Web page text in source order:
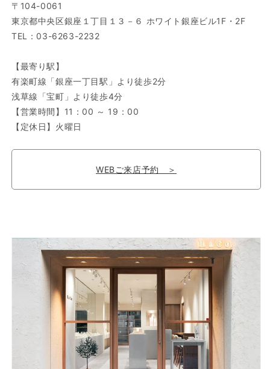
〒104-0061
東京都中央区銀座１丁目１３－６ ホワイト銀座ビル1F・2F
TEL：03-6263-2232
【最寄り駅】
有楽町線「銀座一丁目駅」より徒歩2分
浅草線「宝町」より徒歩4分
【営業時間】11：00 ～ 19：00
【定休日】火曜日
WEBご来店予約 ＞